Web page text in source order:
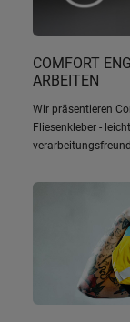
COMFORT
ARBEITEN
Wir präsentieren
Fliesenkleber -